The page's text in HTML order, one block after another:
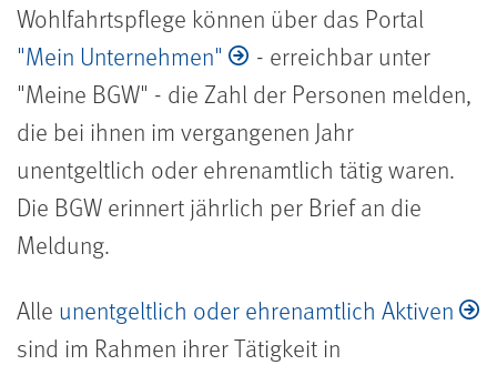
Wohlfahrtspflege können über das Portal
"Mein Unternehmen"
- erreichbar unter
"Meine BGW" - die Zahl der Personen melden,
die bei ihnen im vergangenen Jahr
unentgeltlich oder ehrenamtlich tätig waren.
Die BGW erinnert jährlich per Brief an die
Meldung.
Alle unentgeltlich oder ehrenamtlich Aktiven
sind im Rahmen ihrer Tätigkeit in